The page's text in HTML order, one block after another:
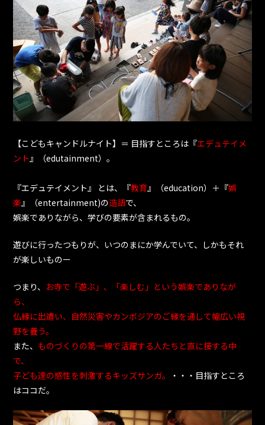
【こどもキャンドルナイト】＝ 目指すところは『エデュテイメ
ント 』（edutainment）。
『エデュテイメント』 とは、『教育』（education）＋『娯
楽 』（entertainment)の造語で、
娯楽でありながら、学びの要素が含まれるもの。
遊びに行ったつもりが、いつのまにか学んでいて、しかもそれ
が楽しいものー
つまり、 お寺で「遊ぶ」、「楽しむ」という娯楽でありなが
ら、
仏縁に出遭い、自然災害やカンボジアのご縁を通して幅広い視
野を養う。
また、 ものづくりの第一線で活躍する人たちと直に接する中
で、
子ども達の感性を刺激するキッズサンガ。
・・・目指すところ
はココだ。